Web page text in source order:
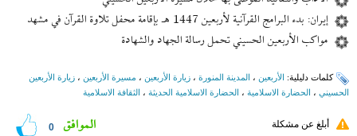
إیران: بدء البرامج القرآنية لأربعين 1447 هـ بإقامة محفل تلاوة القرآن في مشهد
مواكب الأربعين الحسيني تحمل رسالة الجهاد والشهادة
کلمات دلیلیة: الأربعین ، المدينة المنورة ، زيارة الأربعين ، مسيرة الأربعين ، زيارة الأربعين
الحسيني ، الحضارة الاسلامیة ، الحضارة الاسلامیة الحدیثة ، الثقافة الاسلامیة
أبلغ عن مشكلة 0 الموافق